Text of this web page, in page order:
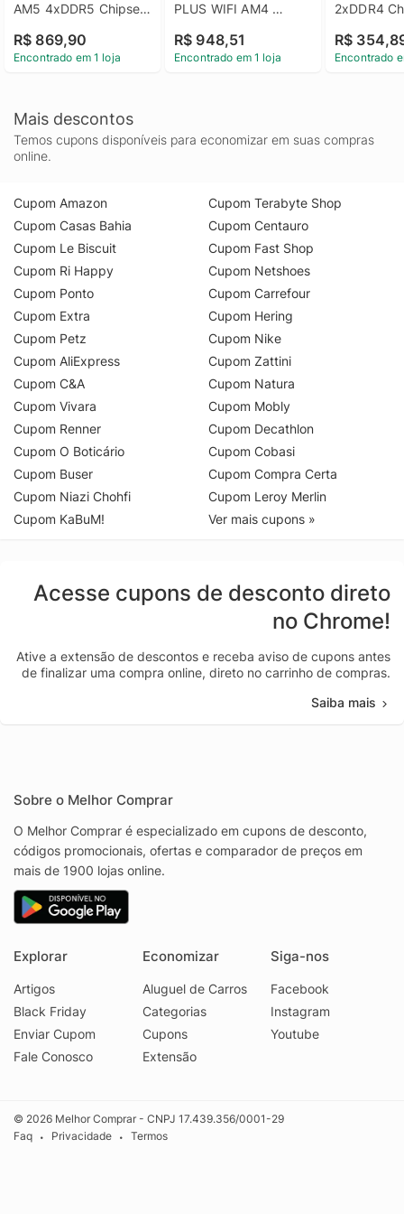
AM5 4xDDR5 Chipset
R$ 869,90
Encontrado em 1 loja
PLUS WIFI AM4
A520 mATX
R$ 948,51
Encontrado em 1 loja
2xDDR4
R$
Encontrado
Mais descontos
Temos cupons disponíveis para economizar em suas compras
online.
Cupom Amazon
Cupom Casas Bahia
Cupom Le Biscuit
Cupom Ri Happy
Cupom Ponto
Cupom Extra
Cupom Petz
Cupom AliExpress
Cupom C&A
Cupom Vivara
Cupom Renner
Cupom O Boticário
Cupom Buser
Cupom Niazi Chohfi
Cupom KaBuM!
Cupom Terabyte Shop
Cupom Centauro
Cupom Fast Shop
Cupom Netshoes
Cupom Carrefour
Cupom Hering
Cupom Nike
Cupom Zattini
Cupom Natura
Cupom Mobly
Cupom Decathlon
Cupom Cobasi
Cupom Compra Certa
Cupom Leroy Merlin
Ver mais cupons »
Acesse cupons de desconto direto
no Chrome!
Ative a extensão de descontos e receba aviso de cupons antes
de finalizar uma compra online, direto no carrinho de compras.
Saiba mais
Sobre o Melhor Comprar
O Melhor Comprar é especializado em cupons de desconto,
códigos promocionais, ofertas e comparador de preços em
mais de 1900 lojas online.
Explorar
Artigos
Black Friday
Enviar Cupom
Fale Conosco
Economizar
Aluguel de Carros
Categorias
Cupons
Extensão
Siga-nos
Facebook
Instagram
Youtube
© 2026 Melhor Comprar - CNPJ 17.439.356/0001-29
Faq
• Privacidade • Termos